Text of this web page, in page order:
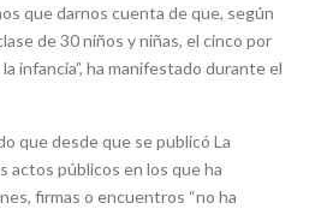
que darnos cuenta de que, según
de 30 niños y niñas, el cinco por
infancia”, ha manifestado durante el
que desde que se publicó La
actos públicos en los que ha
firmas o encuentros “no ha